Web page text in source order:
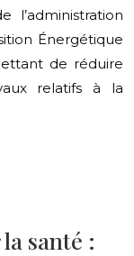
l’administration
Énergétique
de réduire
relatifs à la
santé :